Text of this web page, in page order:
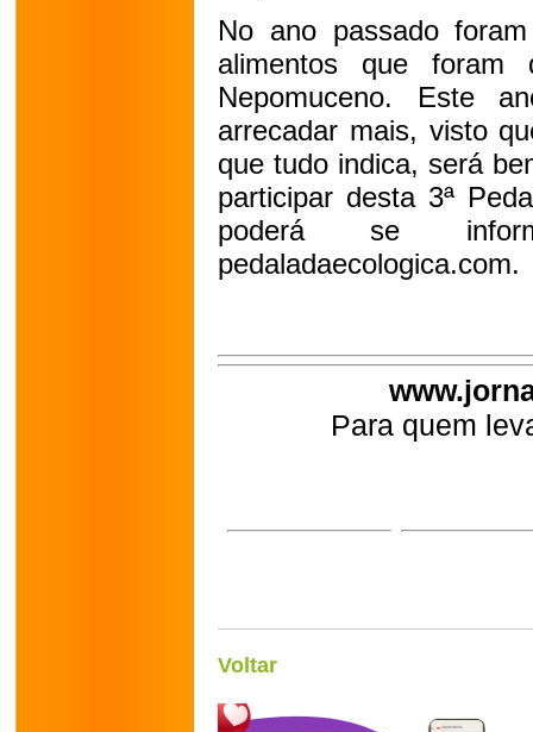
No ano passado
alimentos que foram
Nepomuceno. Este
arrecadar mais, visto
que tudo indica, será
participar desta 3ª
poderá se
pedaladaecologica.com.
Para quem
Voltar